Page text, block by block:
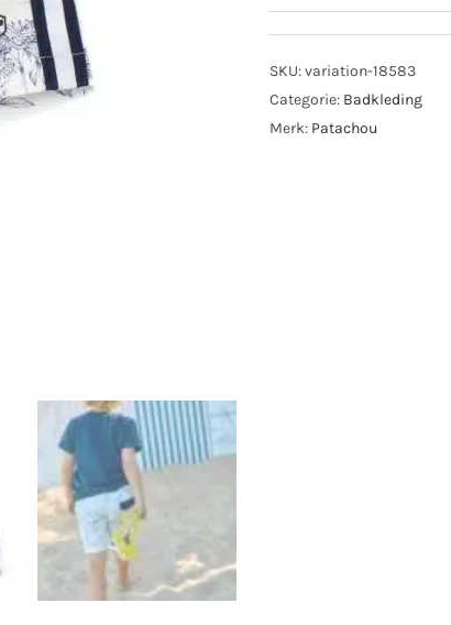
SKU:variation-18583
Categorie: Badkleding
Merk: Patachou